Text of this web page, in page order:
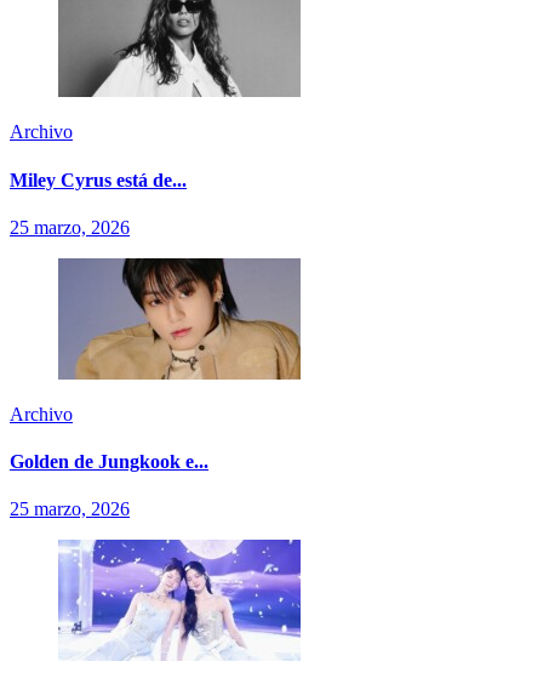
Archivo
Miley Cyrus está de...
25 marzo, 2026
Archivo
Golden de Jungkook e...
25 marzo, 2026